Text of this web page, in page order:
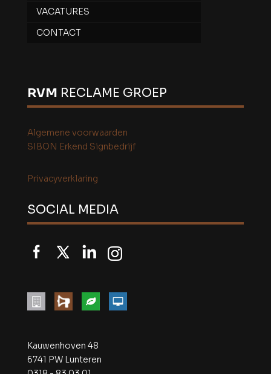
VACATURES
CONTACT
RVM RECLAME GROEP
Algemene voorwaarden
SIBON Erkend Signbedrijf
Privacyverklaring
SOCIAL MEDIA
Kauwenhoven 48
6741 PW Lunteren